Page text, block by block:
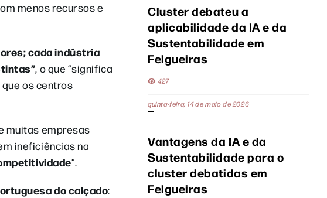
menos recursos e
cada indústria
, o que “significa
os centros
muitas empresas
ineficiências na
”.
do calçado:
Cluster debateu a
aplicabilidade da IA e da
Sustentabilidade em
Felgueiras
427
quinta-feira, 14 de maio de 2026
Vantagens da IA e da
Sustentabilidade para o
cluster debatidas em
Felgueiras